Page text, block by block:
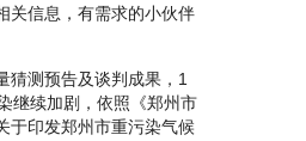
关信息，有需求的小伙伴
测预告及谈判成果，1
继续加剧，依照《郑州市
于印发郑州市重污染气候